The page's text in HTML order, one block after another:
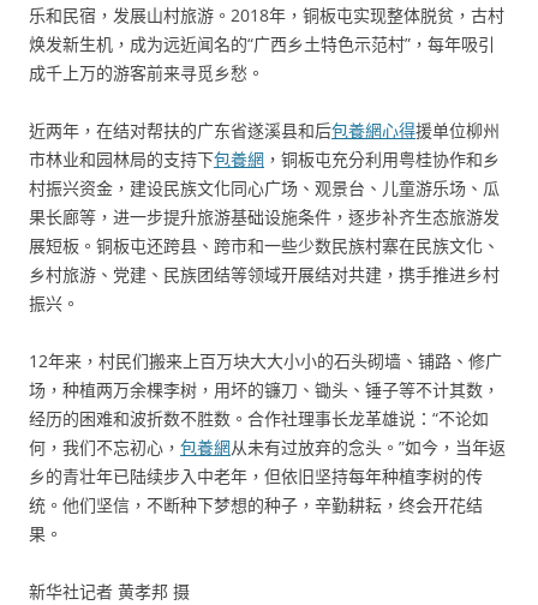
乐和民宿，发展山村旅游。2018年，铜板屯实现整体脱贫，古村
焕发新生机，成为远近闻名的“广西乡土特色示范村”，每年吸引
成千上万的游客前来寻觅乡愁。
近两年，在结对帮扶的广东省遂溪县和后包養網心得援单位柳州
市林业和园林局的支持下包養網 ，铜板屯充分利用粤桂协作和乡
村振兴资金，建设民族文化同心广场、观景台、儿童游乐场、瓜
果长廊等，进一步提升旅游基础设施条件，逐步补齐生态旅游发
展短板。铜板屯还跨县、跨市和一些少数民族村寨在民族文化、
乡村旅游、党建、民族团结等领域开展结对共建，携手推进乡村
振兴。
12年来，村民们搬来上百万块大大小小的石头砌墙、铺路、修广
场，种植两万余棵李树，用坏的镰刀、锄头、锤子等不计其数，
经历的困难和波折数不胜数。合作社理事长龙革雄说：“不论如
何，我们不忘初心， 包養網从未有过放弃的念头。”如今，当年返
乡的青壮年已陆续步入中老年，但依旧坚持每年种植李树的传
统。他们坚信，不断种下梦想的种子，辛勤耕耘，终会开花结
果。
新华社记者 黄孝邦 摄